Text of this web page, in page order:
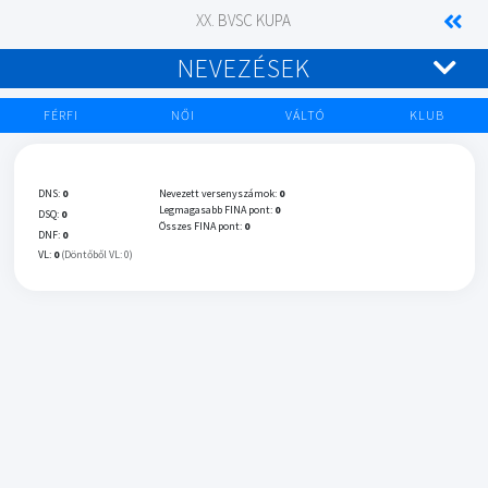
XX. BVSC KUPA
NEVEZÉSEK
FÉRFI NŐI VÁLTÓ KLUB
DNS: 0
DSQ: 0
DNF: 0
VL: 0 (Döntőből VL: 0)
Nevezett versenyszámok: 0
Legmagasabb FINA pont: 0
Összes FINA pont: 0